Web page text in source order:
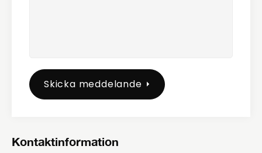
Skicka meddelande
Kontaktinformation